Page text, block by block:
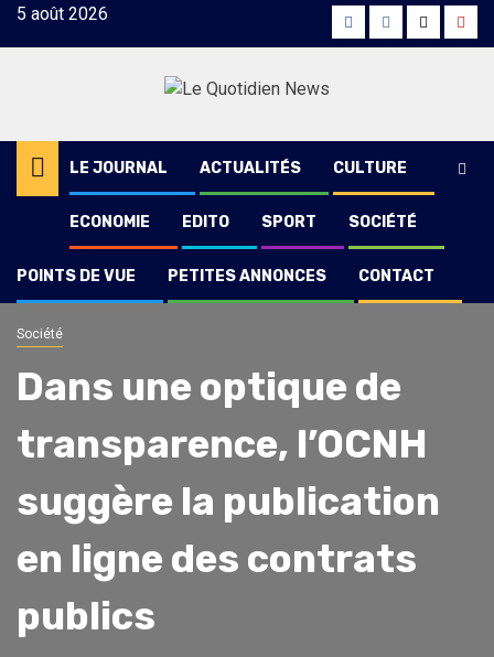
Skip5 août 2026 FacebookInstagram
Twitter
LE JOURNAL ACTUALITÉS CULTURE
ECONOMIE EDITO SPORT SOCIÉTÉ
POINTS DE VUE PETITES ANNONCES CONTACT
Société
Dans une optique de
transparence, l’OCNH
suggère la publication
en ligne des contrats
publics